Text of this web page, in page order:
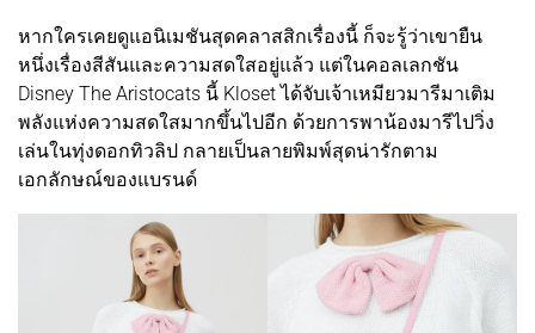
หากใครเคยดูแอนิเมชันสุดคลาสสิกเรื่องนี้ ก็จะรู้ว่าเขายืน
หนึ่งเรื่องสีสันและความสดใสอยู่แล้ว แต่ในคอลเลกชัน
Disney The Aristocats นี้ Kloset ได้จับเจ้าเหมียวมารีมาเติม
พลังแห่งความสดใสมากขึ้นไปอีก ด้วยการพาน้องมารีไปวิ่ง
เล่นในทุ่งดอกทิวลิป กลายเป็นลายพิมพ์สุดน่ารักตาม
เอกลักษณ์ของแบรนด์